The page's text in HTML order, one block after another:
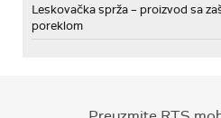
Leskovačka sprža – proizvod sa
poreklom